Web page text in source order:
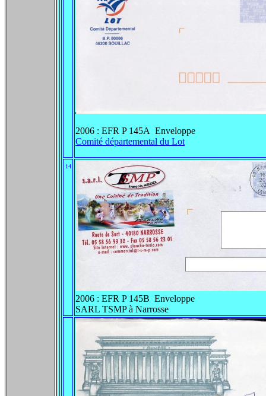
2006 : EFR P 145A Enveloppe
Comité départemental du Lot
14
2006 : EFR P 145B Enveloppe
SARL TSMP à Narrosse